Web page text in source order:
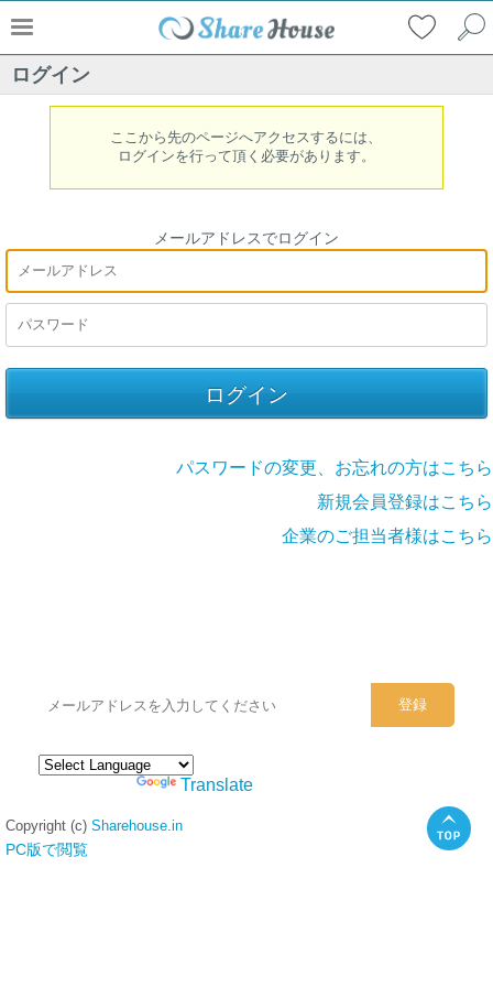
ログイン
ここから先のページへアクセスするには、
ログインを行って頂く必要があります。
メールアドレスでログイン
パスワードの変更、お忘れの方はこちら
新規会員登録はこちら
企業のご担当者様はこちら
Translate
Copyright (c) Sharehouse.in
PC版で閲覧